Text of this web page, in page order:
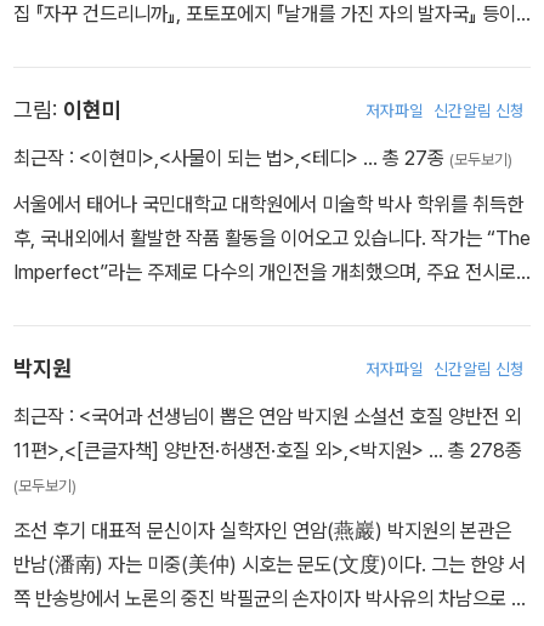
집 『자꾸 건드리니까』, 포토포에지 『날개를 가진 자의 발자국』 등이
그림: 이현미 저자파일 신간알림 신청
최근작 : <이현미>,<사물이 되는 법>,<테디> … 총 27종 (모두보기)
서울에서 태어나 국민대학교 대학원에서 미술학 박사 학위를 취득한
후, 국내외에서 활발한 작품 활동을 이어오고 있습니다. 작가는 “The
Imperfect”라는 주제로 다수의 개인전을 개최했으며, 주요 전시로
습니다. 대한민국, 미국, 일본, 인도, 멕시코, 캐나다 등지에서 다수의
국제 아트페어 및 단체전에 참여하며 작품 세계를 확장하고 있습니
다. 최근 멀버리힐스의 “The Second Object”를 주제로 한 초대전
을 잘 마치고, 앞으로 해외에서 개최할 전시를 준비하며, 지속적으로
<양반전>, <오세암>, <해와 같이 달과 같이>, 한겨레 신문사의 <바
리공주> 웅진의 <까막눈 삼디기>, <다자구 할머니>, 시공사의 <인
사 잘하고 웃기 잘하는 집>, 대교 <손자를 빌려드립니다>, 계림의 <
박지원 저자파일 신간알림 신청
최근작 : <국어과 선생님이 뽑은 연암 박지원 소설선 호질 양반전 외
11편>,<[큰글자책] 양반전·허생전·호질 외>,<박지원> … 총 278종
(모두보기)
조선 후기 대표적 문신이자 실학자인 연암(燕巖) 박지원의 본관은
반남(潘南) 자는 미중(美仲) 시호는 문도(文度)이다. 그는 한양 서
쪽 반송방에서 노론의 중진 박필균의 손자이자 박사유의 차남으로 태